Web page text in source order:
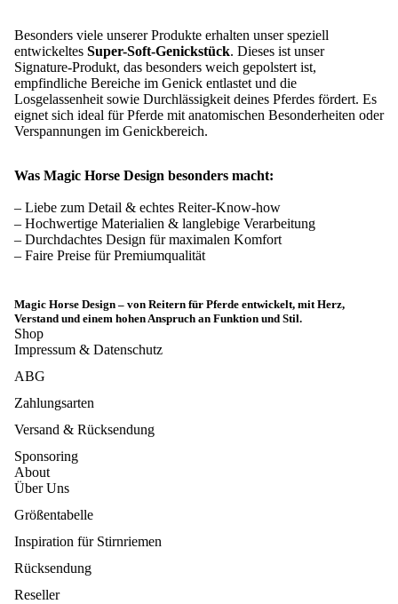
Besonders viele unserer Produkte erhalten unser speziell
entwickeltes Super-Soft-Genickstück. Dieses ist unser
Signature-Produkt, das besonders weich gepolstert ist,
empfindliche Bereiche im Genick entlastet und die
Losgelassenheit sowie Durchlässigkeit deines Pferdes fördert. Es
eignet sich ideal für Pferde mit anatomischen Besonderheiten oder
Verspannungen im Genickbereich.
Was Magic Horse Design besonders macht:
– Liebe zum Detail & echtes Reiter-Know-how
– Hochwertige Materialien & langlebige Verarbeitung
– Durchdachtes Design für maximalen Komfort
– Faire Preise für Premiumqualität
Magic Horse Design – von Reitern für Pferde entwickelt, mit Herz,
Verstand und einem hohen Anspruch an Funktion und Stil.
Shop
Impressum & Datenschutz
ABG
Zahlungsarten
Versand & Rücksendung
Sponsoring
About
Über Uns
Größentabelle
Inspiration für Stirnriemen
Rücksendung
Reseller